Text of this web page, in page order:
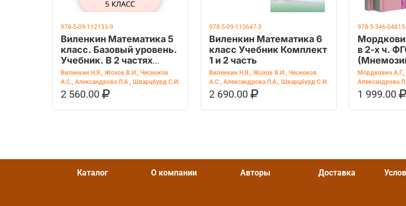
978-5-09-112133-9
Виленкин Математика 5
класс. Базовый уровень.
Учебник. В 2 частях
новый ФГОС.(Просв.)
Виленкин Н.Я., Жохов В.И., Чесноков
А.С., Александрова Л.А., Шварцбурд С.И.
2 560.00
В КОРЗИНУ
978-5-09-110647-3
Виленкин Математика 6
класс Учебник Комплект
1 и 2 часть
Виленкин Н.Я., Жохов В.И., Чесноков
А.С., Александрова Л.А., Шварцбурд С.И.
2 690.00
В КОРЗИНУ
978-5-346-
в 2-х ч.
Мордкович А.Г.,
Александрова
1 999.00
В КОРЗИНУ
Каталог О компании Авторы Доставка